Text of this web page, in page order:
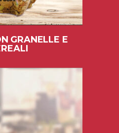
GRANELLE E